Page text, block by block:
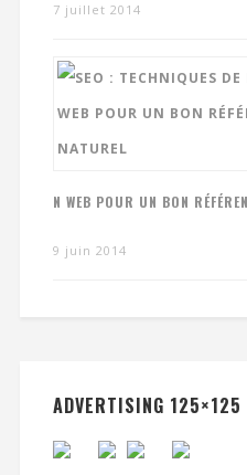
7 juillet 2014
N WEB POUR UN BON
9 juin 2014
ADVERTISING 125×125